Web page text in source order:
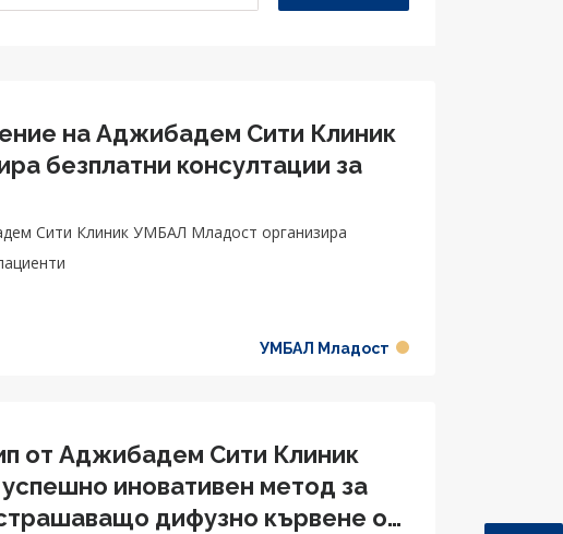
на Аджибадем Сити Клиник
безплатни консултации за
Сити Клиник УМБАЛ Младост организира
УМБАЛ Младост
от Аджибадем Сити Клиник
иновативен метод за
дифузно кървене от